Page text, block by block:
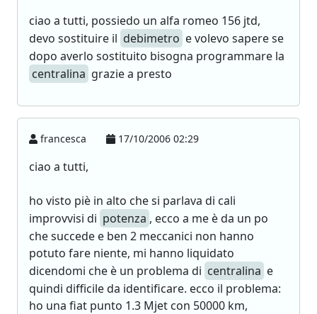
ciao a tutti, possiedo un alfa romeo 156 jtd,
devo sostituire il debimetro e volevo sapere se
dopo averlo sostituito bisogna programmare la
centralina grazie a presto
francesca 17/10/2006 02:29
ciao a tutti,
ho visto piè in alto che si parlava di cali
improvvisi di potenza , ecco a me è da un po
che succede e ben 2 meccanici non hanno
potuto fare niente, mi hanno liquidato
dicendomi che è un problema di centralina e
quindi difficile da identificare. ecco il problema:
ho una fiat punto 1.3 Mjet con 50000 km,